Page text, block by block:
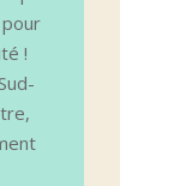
!